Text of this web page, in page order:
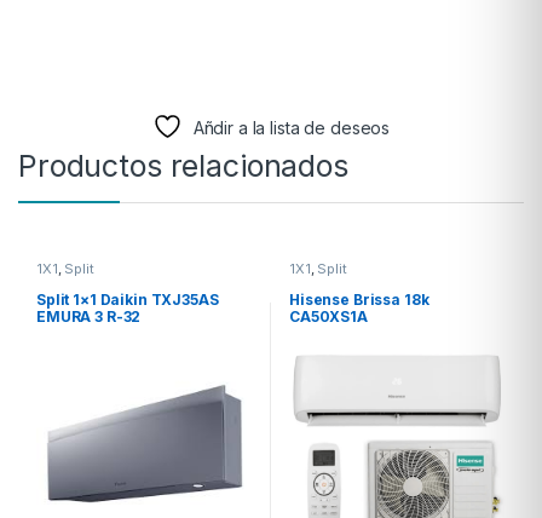
Añdir a la lista de deseos
Productos relacionados
1X1, Split
Split 1×1 Daikin TXJ35AS
EMURA 3 R-32
1X1, Split
Hisense Brissa 18k
CA50XS1A